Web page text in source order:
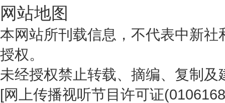
网站地图
本网站所刊载信息，不代表中新
授权。
未经授权禁止转载、摘编、复制
[网上传播视听节目许可证